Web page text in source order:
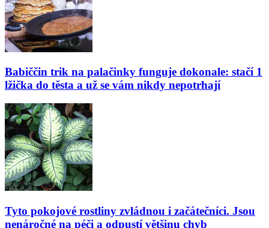
Babiččin trik na palačinky funguje dokonale: stačí 1
lžička do těsta a už se vám nikdy nepotrhají
Tyto pokojové rostliny zvládnou i začátečníci. Jsou
nenáročné na péči a odpustí většinu chyb